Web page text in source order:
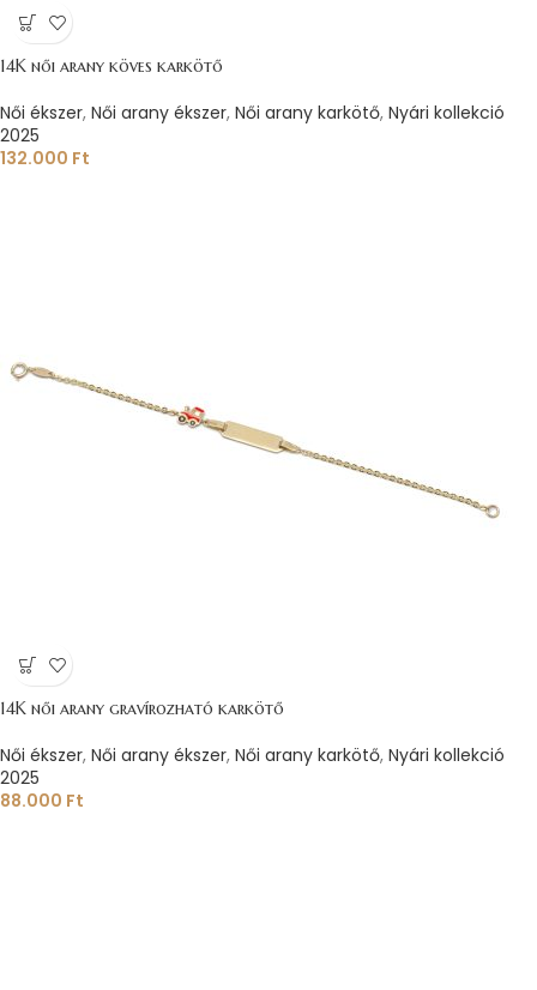
14K női arany köves karkötő
Női ékszer, Női arany ékszer, Női arany karkötő, Nyári kollekció
2025
132.000 Ft
14K női arany gravírozható karkötő
Női ékszer, Női arany ékszer, Női arany karkötő, Nyári kollekció
2025
88.000 Ft